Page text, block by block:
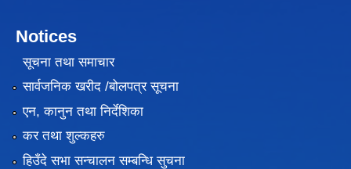
Notices
सूचना तथा समाचार
सार्वजनिक खरीद /बोलपत्र सूचना
एन, कानुन तथा निर्देशिका
कर तथा शुल्कहरु
हिउँदे सभा सन्चालन सम्बन्धि सुचना